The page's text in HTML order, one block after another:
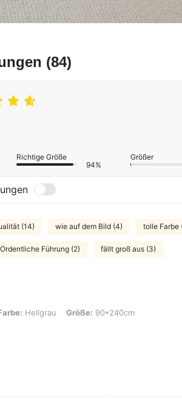
(84)
Richtige Größe
94%
Größer
(14) wie auf dem Bild (4) tolle Farbe
Ordentliche Führung (2) fällt groß aus (3)
Größe: 90*240cm
Hellgrau Größe: 90*240cm